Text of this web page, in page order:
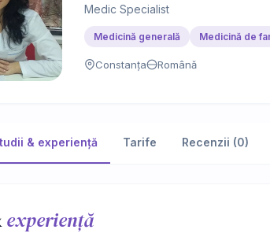
Medic Specialist
Medicină generală Medicină de
Constanța Română
& experiență Tarife Recenzii (0)
experiență